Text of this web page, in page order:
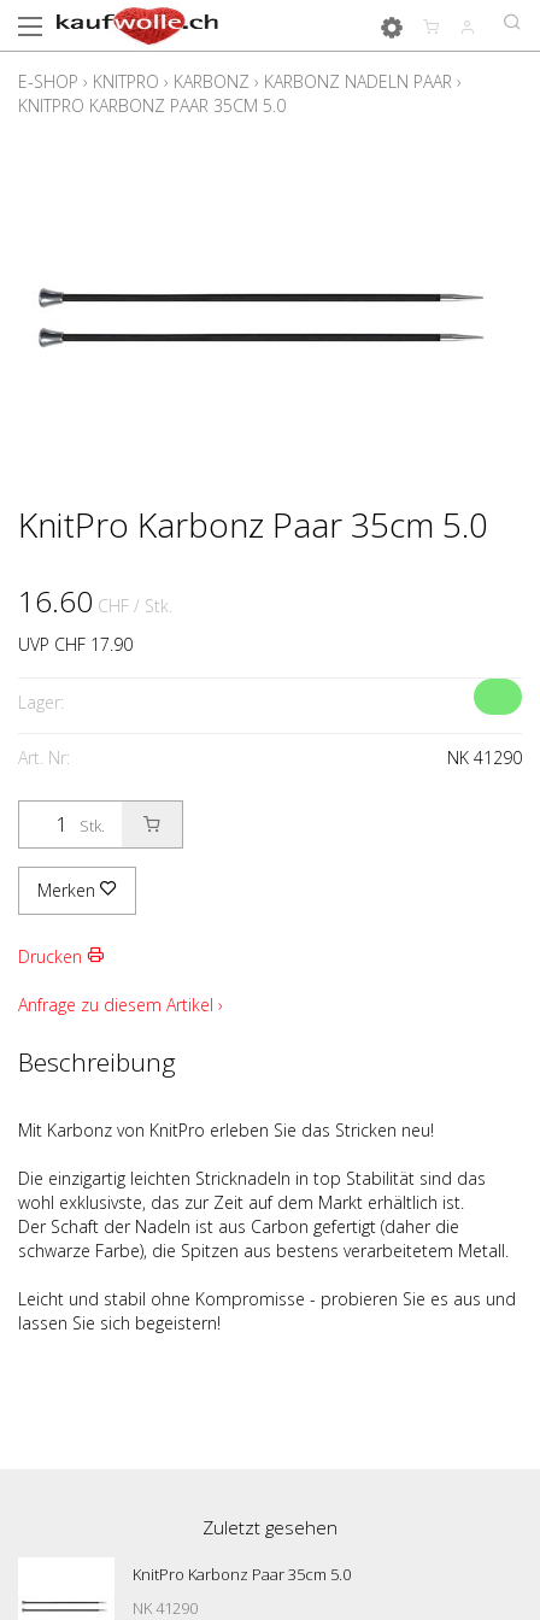
E-SHOP › KNITPRO › KARBONZ › KARBONZ NADELN PAAR ›
KNITPRO KARBONZ PAAR 35CM 5.0
KnitPro Karbonz Paar 35cm 5.0
16.60 CHF / Stk.
UVP CHF 17.90
Lager:
Art. Nr: NK 41290
Stk.
Merken
Drucken
Anfrage zu diesem Artikel ›
Beschreibung
Mit Karbonz von KnitPro erleben Sie das Stricken neu!
Die einzigartig leichten Stricknadeln in top Stabilität sind das
wohl exklusivste, das zur Zeit auf dem Markt erhältlich ist.
Der Schaft der Nadeln ist aus Carbon gefertigt (daher die
schwarze Farbe), die Spitzen aus bestens verarbeitetem Metall.
Leicht und stabil ohne Kompromisse - probieren Sie es aus und
lassen Sie sich begeistern!
Zuletzt gesehen
KnitPro Karbonz Paar 35cm 5.0
NK 41290